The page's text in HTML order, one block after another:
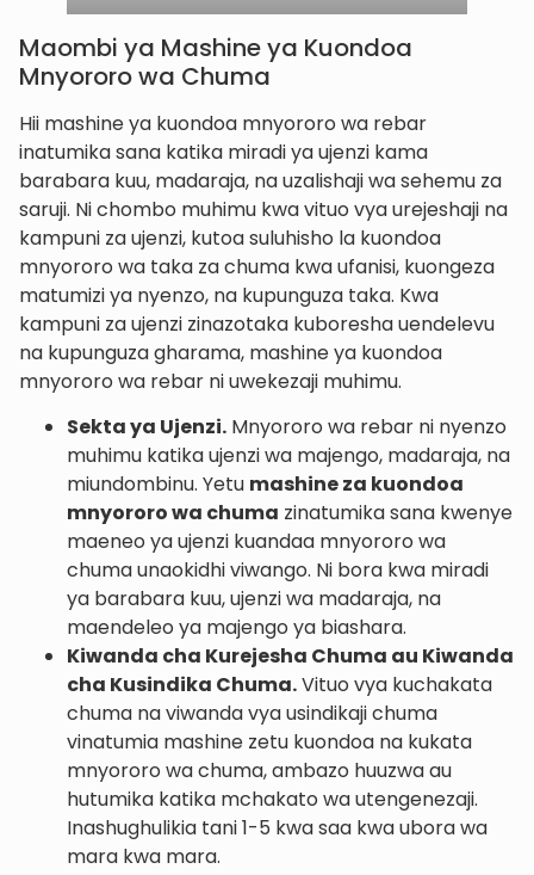
Maombi ya Mashine ya Kuondoa
Mnyororo wa Chuma
Hii mashine ya kuondoa mnyororo wa rebar
inatumika sana katika miradi ya ujenzi kama
barabara kuu, madaraja, na uzalishaji wa sehemu za
saruji. Ni chombo muhimu kwa vituo vya urejeshaji na
kampuni za ujenzi, kutoa suluhisho la kuondoa
mnyororo wa taka za chuma kwa ufanisi, kuongeza
matumizi ya nyenzo, na kupunguza taka. Kwa
kampuni za ujenzi zinazotaka kuboresha uendelevu
na kupunguza gharama, mashine ya kuondoa
mnyororo wa rebar ni uwekezaji muhimu.
Sekta ya Ujenzi. Mnyororo wa rebar ni nyenzo
muhimu katika ujenzi wa majengo, madaraja, na
miundombinu. Yetu mashine za kuondoa
mnyororo wa chuma zinatumika sana kwenye
maeneo ya ujenzi kuandaa mnyororo wa
chuma unaokidhi viwango. Ni bora kwa miradi
ya barabara kuu, ujenzi wa madaraja, na
maendeleo ya majengo ya biashara.
Kiwanda cha Kurejesha Chuma au Kiwanda
cha Kusindika Chuma.Vituo vya kuchakata
chuma na viwanda vya usindikaji chuma
vinatumia mashine zetu kuondoa na kukata
mnyororo wa chuma, ambazo huuzwa au
hutumika katika mchakato wa utengenezaji.
Inashughulikia tani 1-5 kwa saa kwa ubora wa
mara kwa mara.